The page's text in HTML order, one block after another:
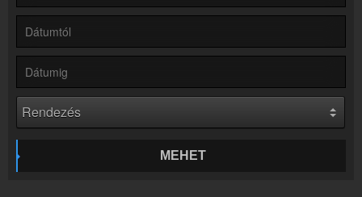
Írj nekünk!
Rádiós partnerek
Ágyazd be weboldaladba
Online rádió készítés
Készítés lépésről lépésre
MEHET